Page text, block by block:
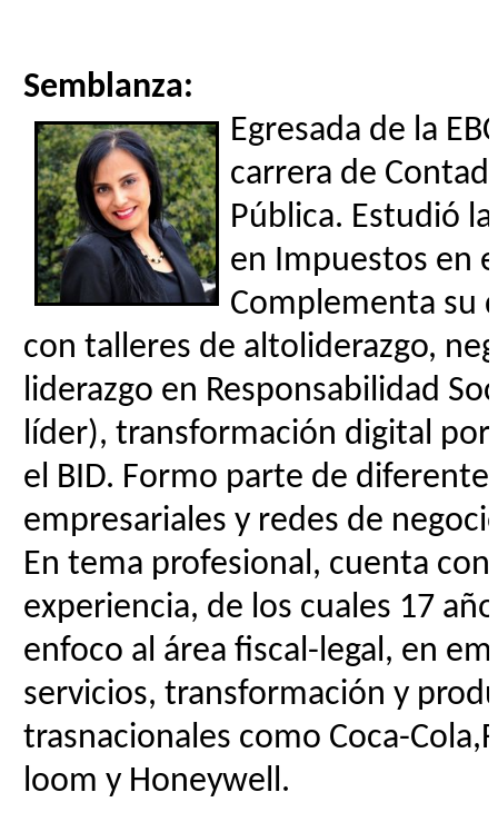
Semblanza:
Egresada de la
carrera de
Pública. Estudió
en Impuestos en
Complementa su
con talleres de altoliderazgo,
liderazgo en Responsabilidad
líder), transformación digital por
el BID. Formo parte de
empresariales y redes de
En tema profesional, cuenta con
experiencia, de los cuales 17
enfoco al área fiscal-legal, en
servicios, transformación y
trasnacionales como Coca-
loom y Honeywell.